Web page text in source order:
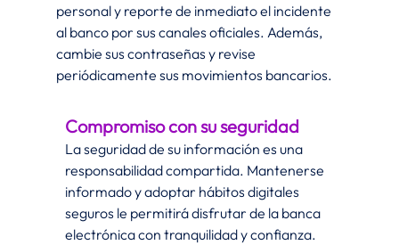
personal y reporte de inmediato el incidente
al banco por sus canales oficiales. Además,
cambie sus contraseñas y revise
periódicamente sus movimientos bancarios.
Compromiso con su seguridad
La seguridad de su información es una
responsabilidad compartida. Mantenerse
informado y adoptar hábitos digitales
seguros le permitirá disfrutar de la banca
electrónica con tranquilidad y confianza.